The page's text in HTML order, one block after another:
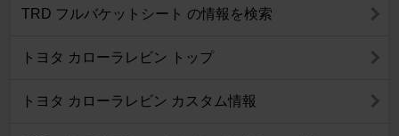
TRD フルバケットシート の情報を検索
トヨタ カローラレビン トップ
トヨタ カローラレビン カスタム情報